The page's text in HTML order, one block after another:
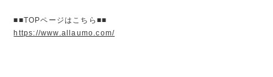
■■TOPページはこちら■■
https://www.allaumo.com/